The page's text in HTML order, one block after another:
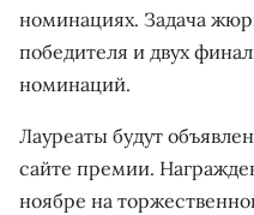
номинациях. Задача
победителя и двух
номинаций.
Лауреаты будут
сайте премии.
ноябре на